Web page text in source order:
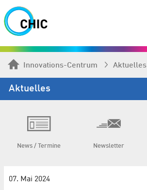
Innovations-Centrum Aktuelles
Aktuelles
News / Termine Newsletter
07. Mai 2024